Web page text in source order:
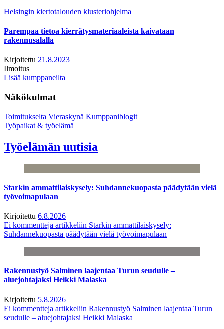
Helsingin kiertotalouden klusteriohjelma
Parempaa tietoa kierrätysmateriaaleista kaivataan
rakennusalalla
Kirjoitettu 21.8.2023
Ilmoitus
Lisää kumppaneilta
Näkökulmat
Toimitukselta Vieraskynä Kumppaniblogit
Työpaikat & työelämä
Työelämän uutisia
Starkin ammattilaiskysely: Suhdannekuopasta päädytään vielä
työvoimapulaan
Kirjoitettu 6.8.2026
Ei kommentteja artikkeliin Starkin ammattilaiskysely:
Suhdannekuopasta päädytään vielä työvoimapulaan
Rakennustyö Salminen laajentaa Turun seudulle –
aluejohtajaksi Heikki Malaska
Kirjoitettu 5.8.2026
Ei kommentteja artikkeliin Rakennustyö Salminen laajentaa Turun
seudulle – aluejohtajaksi Heikki Malaska